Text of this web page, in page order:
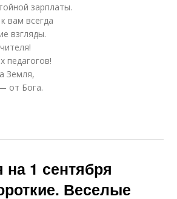
зарплаты.
вам всегда
взгляды.
педагогов!
Земля,
от Бога.
1 сентября
Веселые